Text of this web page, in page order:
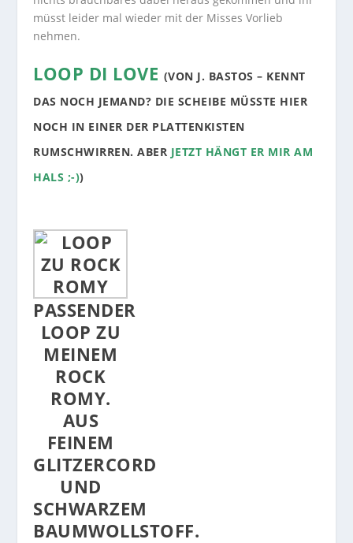
müsst leider mal wieder mit der Misses Vorlieb
nehmen.
LOOP DI LOVE (VON J. BASTOS – KENNT
DAS NOCH JEMAND? DIE SCHEIBE MÜSSTE HIER
NOCH IN EINER DER PLATTENKISTEN
RUMSCHWIRREN. ABER JETZT HÄNGT ER MIR AM
HALS ;-))
PASSENDER
LOOP ZU
MEINEM
ROCK
ROMY.
AUS
FEINEM
GLITZERCORD
UND
SCHWARZEM
BAUMWOLLSTOFF.